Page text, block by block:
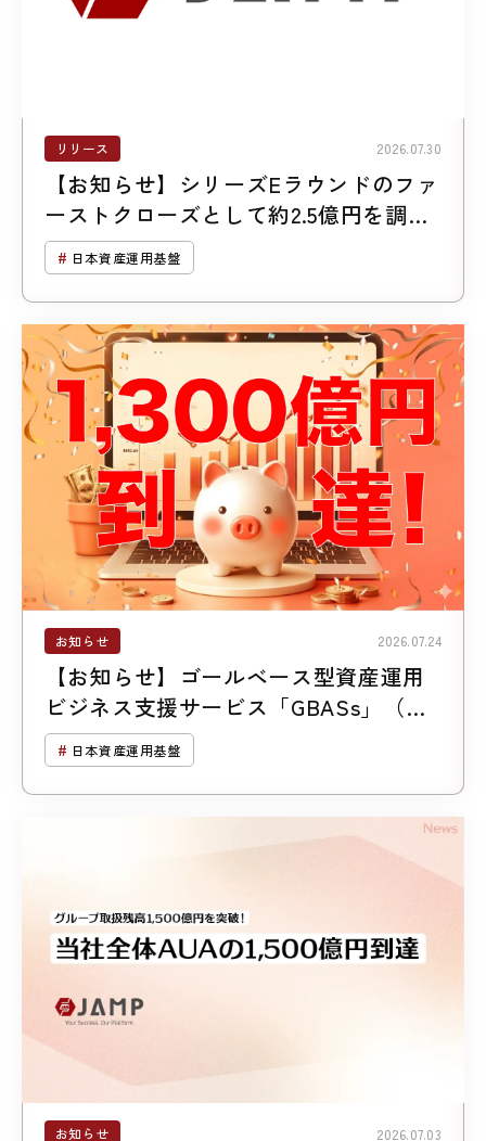
リリース 2026.07.30
【お知らせ】シリーズEラウンドのファ
ーストクローズとして約2.5億円を調達
しました
日本資産運用基盤
お知らせ 2026.07.24
【お知らせ】ゴールベース型資産運用
ビジネス支援サービス「GBASs」（ジ
ーバス）のご支援残高1,300億円突破
日本資産運用基盤
お知らせ 2026.07.03